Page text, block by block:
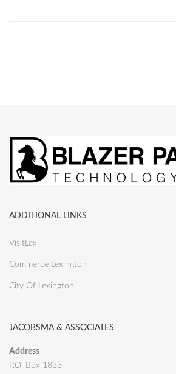
ADDITIONAL LINKS
VisitLex
Commerce Lexington
City Of Lexington
JACOBSMA & ASSOCIATES
Address
P.O. Box 1833